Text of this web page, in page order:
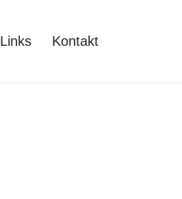
Links Kontakt